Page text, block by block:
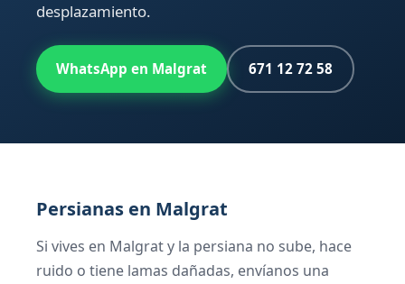
desplazamiento.
WhatsApp en Malgrat 671 12 72 58
Persianas en Malgrat
Si vives en Malgrat y la persiana no sube, hace
ruido o tiene lamas dañadas, envíanos una